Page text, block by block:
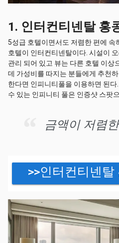
1. 인터컨티넨탈 홍
5성급 호텔이면서도 저렴한 편에
호텔이 인터컨티넨탈이다. 시설이
관리 되어 있고 뷰는 다른 호텔 이상
데 가성비를 따지는 분들에게 추천
한다면 인피니티풀을 이용하면 된
수 있는 인피니티 풀은 인증샷 스팟
금액이 저렴
>>인터컨티넨